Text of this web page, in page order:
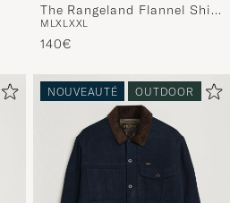
The Rangeland Flannel Shirt
Green
M LXLXXL
140€
NOUVEAUTÉ OUTDOOR